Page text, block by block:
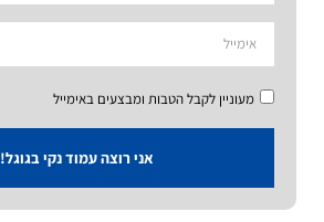
מעוניין לקבל הטבות ומבצעים באימייל
אני רוצה עמוד נקי בגוגל!